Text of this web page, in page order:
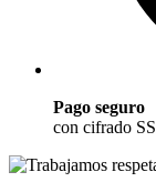
Pago seguro
con cifrado